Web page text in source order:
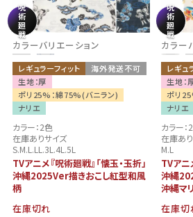
カラーバリエーション
レギュラーフィット
海外発送不可
生地：厚
ポリ25%：綿75%(バニラン)
ナリエ
呪
術
廻
戦
カラー：2色
在庫ありサイズ
S.M.L.LL.3L.4L.5L
TVアニメ『呪術廻戦』「懐玉・玉折」
沖縄2025Ver描きおこし紅型和風
柄
在庫切れ
カラー
レギュ
生地：
ポリ
ナリエ
呪
術
廻
戦
カラー
在庫あ
M.L
TVアニ
沖縄
沖縄マ
在庫切